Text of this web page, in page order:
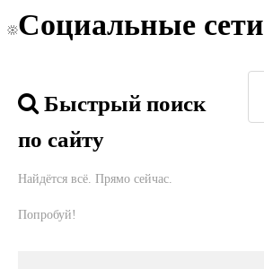
Социальные сети
Быстрый поиск
по сайту
Найдётся всё. Прямо сейчас.
Попробуй!